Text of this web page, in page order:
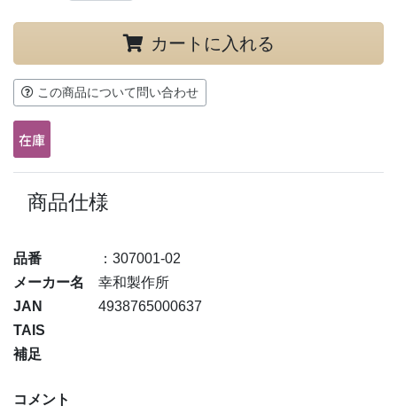
カートに入れる
この商品について問い合わせ
商品仕様
品番
：307001-02
メーカー名
幸和製作所
JAN
4938765000637
TAIS
補足
コメント